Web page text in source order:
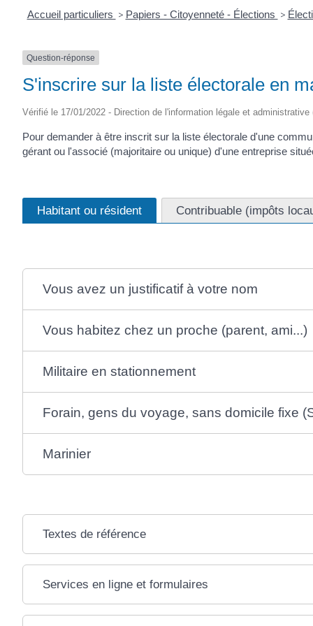
Accueil particuliers > Papiers - Citoyenneté - Élections >
Question-réponse
S'inscrire sur la liste électorale en
Vérifié le 17/01/2022 - Direction de l'information légale et administrative
Pour demander à être inscrit sur la liste électorale d'une
gérant ou l'associé (majoritaire ou unique) d'une entreprise
Habitant ou résident Contribuable (impôts
Vous avez un justificatif à votre nom
Vous habitez chez un proche (parent, ami...)
Militaire en stationnement
Forain, gens du voyage, sans domicile fixe
Marinier
Textes de référence
Services en ligne et formulaires